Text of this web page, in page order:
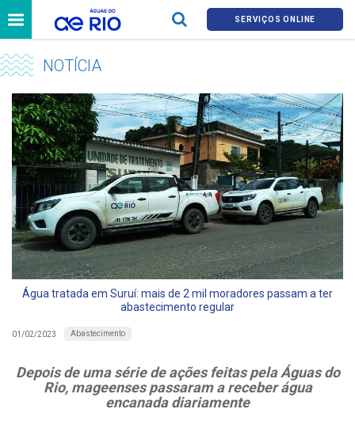
SERVIÇOS ONLINE
NOTÍCIA
Água tratada em Suruí: mais de 2 mil moradores passam a ter
abastecimento regular
01/02/2023 Abastecimento
Depois de uma série de ações feitas pela Águas do
Rio, mageenses passaram a receber água
encanada diariamente